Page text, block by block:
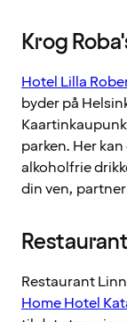
Krog
Hotel Lilla
byder på
parken. Her
alkoholfrie
din ven,
Restaurant
Home Hotel